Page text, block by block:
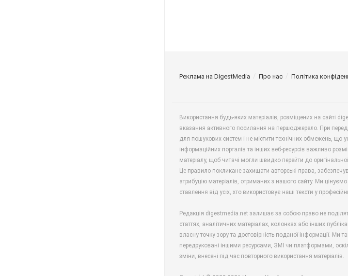
Реклама на DigestMedia Про нас Політика
Використання будь-яких матеріалів, розміщених на сайті
вказання активного посилання на першоджерело. При
для пошукових систем і не містити технічних обмежень,
інформаційних порталів та інших веб-ресурсів важливо
матеріалу, щоб читачі могли швидко перейти до оригінальної
Це правило покликане захищати авторські права,
атрибуцію матеріалів, отриманих з нашого сайту. Ми
ставлення від усіх, хто використовує наші тексти у
Редакція digestmedia.net залишає за собою право не
статтях, аналітичних матеріалах, колонках або інших
власну точку зору та достовірність поданої інформації. Ми
передруковані іншими ресурсами, ЗМІ чи платформами,
зміни, внесені під час повторного використання матеріалів.